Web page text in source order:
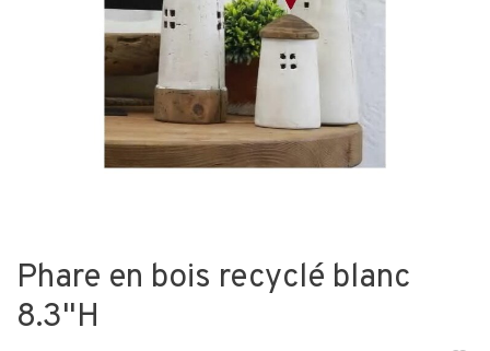
Phare en bois recyclé blanc
8.3"H